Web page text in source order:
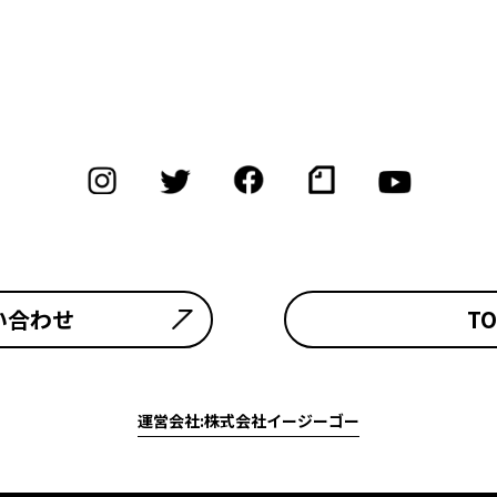
合わせ
運営会社:株式会社イージーゴー